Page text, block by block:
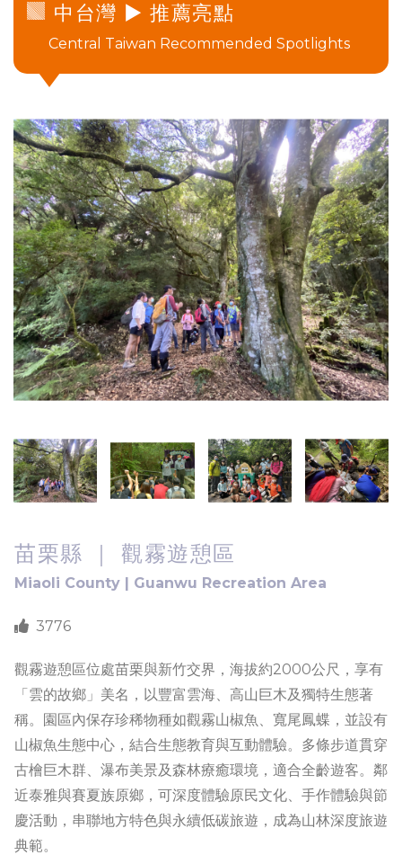
中台灣 ► 推薦亮點
Central Taiwan Recommended Spotlights
苗栗縣 ｜ 觀霧遊憩區
Miaoli County | Guanwu Recreation Area
3776
觀霧遊憩區位處苗栗與新竹交界，海拔約2000公尺，享有
「雲的故鄉」美名，以豐富雲海、高山巨木及獨特生態著
稱。園區內保存珍稀物種如觀霧山椒魚、寬尾鳳蝶，並設有
山椒魚生態中心，結合生態教育與互動體驗。多條步道貫穿
古檜巨木群、瀑布美景及森林療癒環境，適合全齡遊客。鄰
近泰雅與賽夏族原鄉，可深度體驗原民文化、手作體驗與節
慶活動，串聯地方特色與永續低碳旅遊，成為山林深度旅遊
典範。